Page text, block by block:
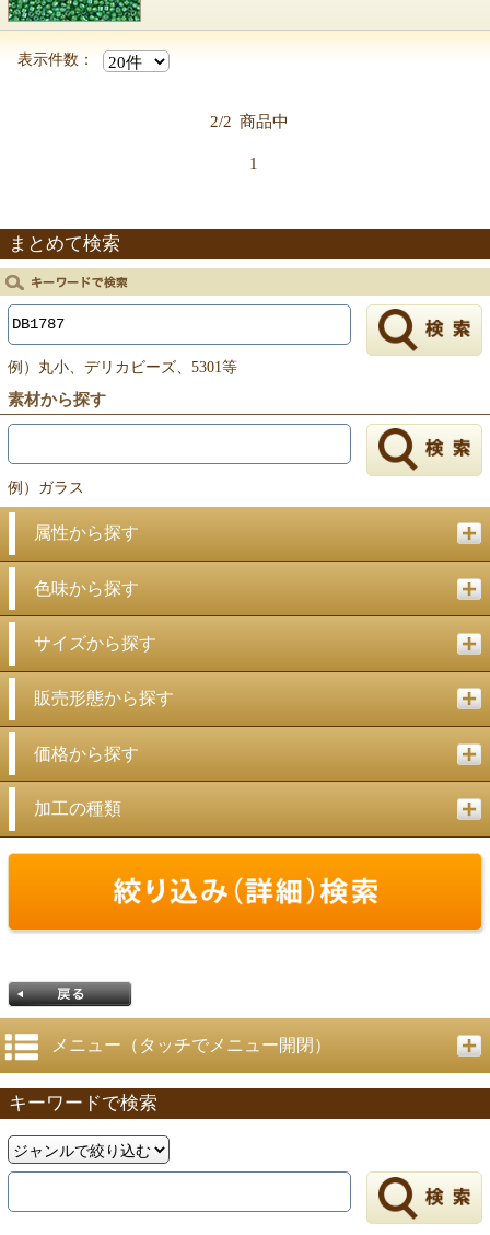
表示件数：
2/2 商品中
1
まとめて検索
例）丸小、デリカビーズ、5301等
素材から探す
例）ガラス
属性から探す
色味から探す
サイズから探す
販売形態から探す
価格から探す
加工の種類
戻る
メニュー（タッチでメニュー開閉）
キーワードで検索